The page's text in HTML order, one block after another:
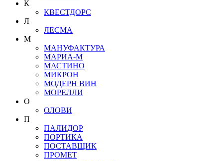
К
КВЕСТДОРС
Л
ЛЕСМА
М
МАНУФАКТУРА
МАРИА-М
МАСТИНО
МИКРОН
МОДЕРН ВИН
МОРЕЛЛИ
О
ОЛОВИ
П
ПАЛИДОР
ПОРТИКА
ПОСТАВЩИК
ПРОМЕТ